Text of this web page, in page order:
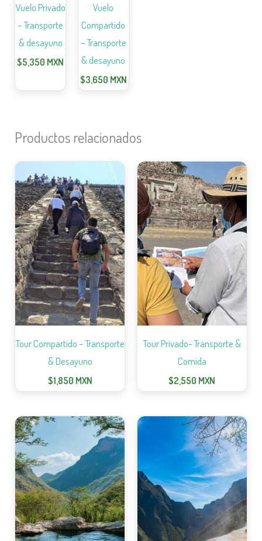
Vuelo Privado
– Transporte
& desayuno
$5,350 MXN
Vuelo
Compartido
– Transporte
& desayuno
$3,650 MXN
Productos relacionados
Tour Compartido – Transporte
& Desayuno
$1,850 MXN
Tour Privado- Transporte &
Comida
$2,550 MXN